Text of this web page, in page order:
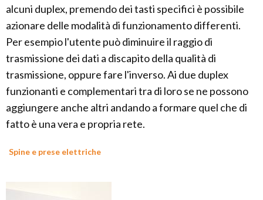
alcuni duplex, premendo dei tasti specifici è possibile
azionare delle modalità di funzionamento differenti.
Per esempio l'utente può diminuire il raggio di
trasmissione dei dati a discapito della qualità di
trasmissione, oppure fare l'inverso. Ai due duplex
funzionanti e complementari tra di loro se ne possono
aggiungere anche altri andando a formare quel che di
fatto è una vera e propria rete.
Spine e prese elettriche